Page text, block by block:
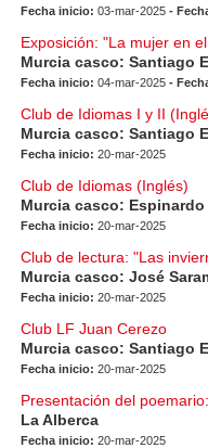
Fecha inicio: 03-mar-2025 -
Exposición: "La mujer en
Murcia casco: Santiago
Fecha inicio: 04-mar-2025 -
Club de Idiomas I y II
Murcia casco: Santiago
Fecha inicio: 20-mar-2025
Club de Idiomas (Inglés)
Murcia casco: Espinardo
Fecha inicio: 20-mar-2025
Club de lectura: "Las
Murcia casco: José
Fecha inicio: 20-mar-2025
Club LF Juan Cerezo
Murcia casco: Santiago
Fecha inicio: 20-mar-2025
Presentación del
La Alberca
Fecha inicio: 20-mar-2025